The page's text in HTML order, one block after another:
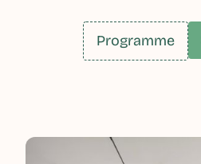
Programme